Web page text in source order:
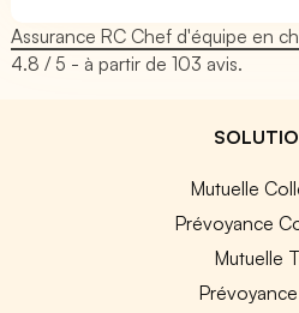
Assurance RC Chef d'équipe en
4.8 / 5 - à partir de103 avis.
Mutuelle
Prévoyance
Mutuelle